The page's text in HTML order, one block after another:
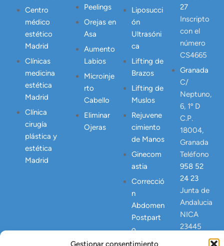
Gestionar consentimiento
Centro
médico
estético
Madrid
Clínicas
medicina
estética
Madrid
Clínica
cirugía
plástica y
estética
Madrid
Peelings
Orejas en
Asa
Aumento
Labios
Microinje
rto
Cabello
Eliminar
Ojeras
Liposucci
ón
Ultrasóni
ca
Lifting de
Brazos
Lifting de
Muslos
Rejuvene
cimiento
de Manos
Ginecom
astia
Correcció
n
Abdomen
Postpart
o
27
Inscripto
con el
número
CS4665
Granada
C/
Neptuno,
6, 1º D
C.P.
18004,
Granada
Teléfono
958 52
24 23
Junta de
Andalucia
NICA
23445